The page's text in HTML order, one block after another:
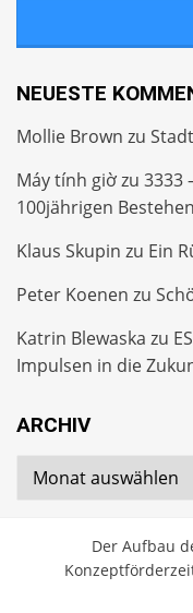
NEUESTE
Mollie Brown zu
Máy tính giờzu 3333
100jährigen Bestehen
Klaus Skupin zu Ein
Peter Koenen zu
Katrin Blewaska zu
Impulsen in die
ARCHIV
Archiv
Der Aufbau